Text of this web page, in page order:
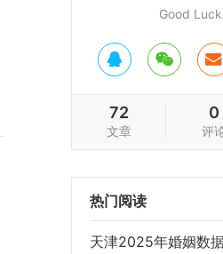
Good
72
文章
0
评
热门阅读
天津2025年婚姻数